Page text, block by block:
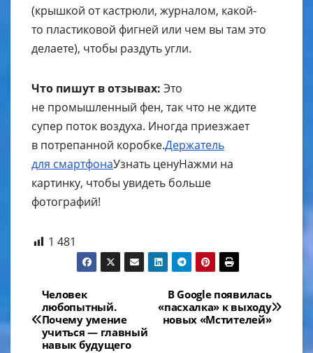
(крышкой от кастрюли, журналом, какой-
то пластиковой фигней или чем вы там это
делаете), чтобы раздуть угли.
Что пишут в отзывах: Это
не промышленный фен, так что не ждите
супер поток воздуха. Иногда приезжает
в потрепанной коробке.Держатель
для смартфонаУзнать ценуНажми на
картинку, чтобы увидеть больше
фотографий!
1 481
Навигация
по
записям
В Google появилась
«пасхалка» к выходу
новых «Мстителей»
Человек
любопытный.
Почему умение
учиться — главный
навык будущего